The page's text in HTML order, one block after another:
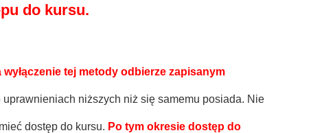
do kursu.
wyłączenie tej metody odbierze zapisanym
niższych niż się samemu posiada. Nie
dostęp do kursu. Po tym okresie dostęp do